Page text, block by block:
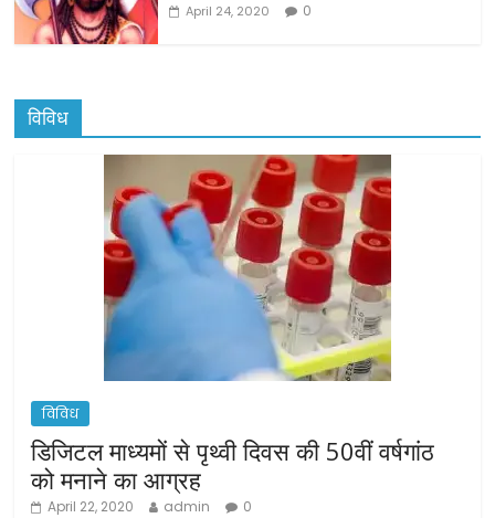
April 24, 2020 0
विविध
विविध
डिजिटल माध्यमों से पृथ्वी दिवस की 50वीं वर्षगांठ
को मनाने का आग्रह
April 22, 2020 admin 0